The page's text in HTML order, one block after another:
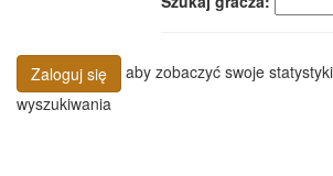
Zaloguj się
aby zobaczyć swoje
wyszukiwania